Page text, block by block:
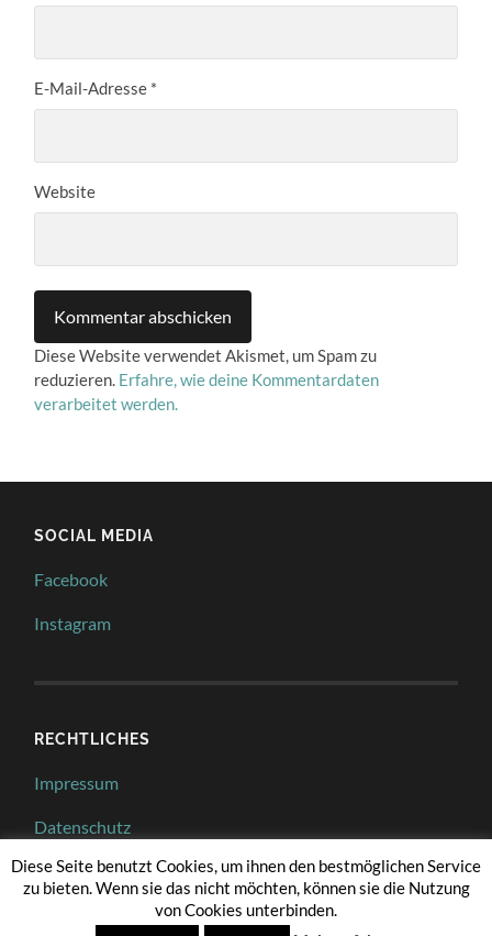
E-Mail-Adresse *
Website
Diese Website verwendet Akismet, um Spam zu
reduzieren. Erfahre, wie deine Kommentardaten
verarbeitet werden.
SOCIAL MEDIA
Facebook
Instagram
RECHTLICHES
Impressum
Datenschutz
© 2026BMF – BACKEN MIT FREUNDEN
Diese Seite benutzt Cookies, um ihnen den bestmöglichen Service
zu bieten. Wenn sie das nicht möchten, können sie die Nutzung
von Cookies unterbinden.